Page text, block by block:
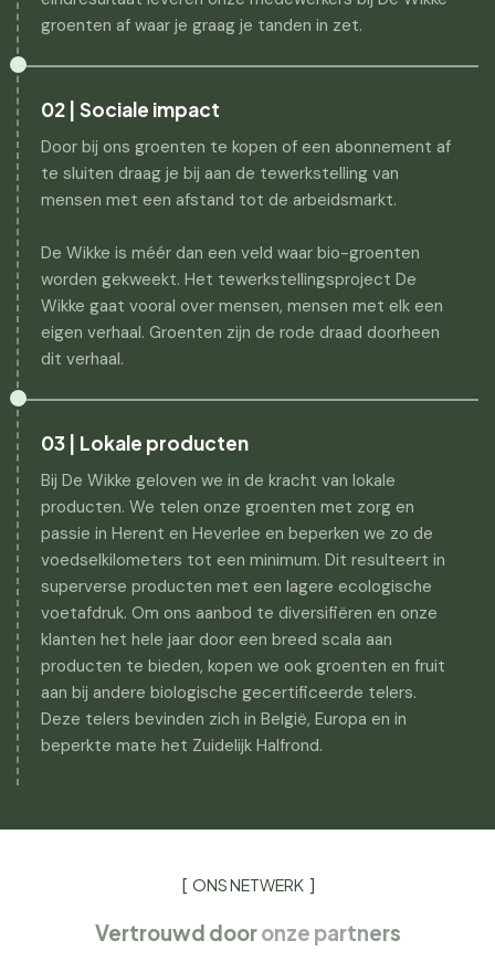
groenten af waar je graag je tanden in zet.
02 | Sociale impact
Door bij ons groenten te kopen of een abonnement af
te sluiten draag je bij aan de tewerkstelling van
mensen met een afstand tot de arbeidsmarkt.
De Wikke is méér dan een veld waar bio-groenten
worden gekweekt. Het tewerkstellingsproject De
Wikke gaat vooral over mensen, mensen met elk een
eigen verhaal. Groenten zijn de rode draad doorheen
dit verhaal.
03 | Lokale producten
Bij De Wikke geloven we in de kracht van lokale
producten. We telen onze groenten met zorg en
passie in Herent en Heverlee en beperken we zo de
voedselkilometers tot een minimum. Dit resulteert in
superverse producten met een lagere ecologische
voetafdruk. Om ons aanbod te diversifiëren en onze
klanten het hele jaar door een breed scala aan
producten te bieden, kopen we ook groenten en fruit
aan bij andere biologische gecertificeerde telers.
Deze telers bevinden zich in België, Europa en in
beperkte mate het Zuidelijk Halfrond.
ONS NETWERK
Vertrouwd dooronze partners